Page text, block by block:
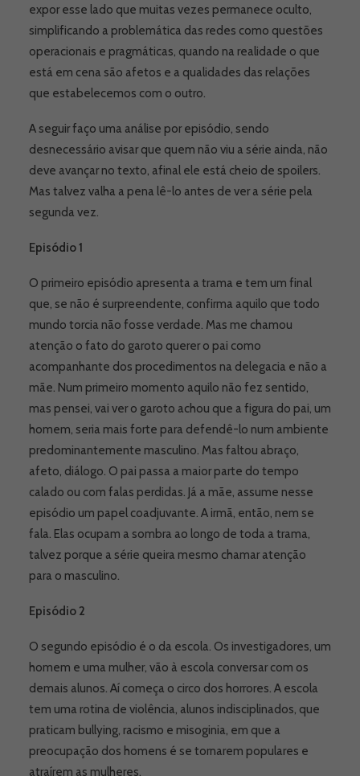
expor esse lado que muitas vezes permanece oculto,
simplificando a problemática das redes como questões
operacionais e pragmáticas, quando na realidade o que
está em cena são afetos e a qualidades das relações
que estabelecemos com o outro.
A seguir faço uma análise por episódio, sendo
desnecessário avisar que quem não viu a série ainda, não
deve avançar no texto, afinal ele está cheio de spoilers.
Mas talvez valha a pena lê-lo antes de ver a série pela
segunda vez.
Episódio 1
O primeiro episódio apresenta a trama e tem um final
que, se não é surpreendente, confirma aquilo que todo
mundo torcia não fosse verdade. Mas me chamou
atenção o fato do garoto querer o pai como
acompanhante dos procedimentos na delegacia e não a
mãe. Num primeiro momento aquilo não fez sentido,
mas pensei, vai ver o garoto achou que a figura do pai, um
homem, seria mais forte para defendê-lo num ambiente
predominantemente masculino. Mas faltou abraço,
afeto, diálogo. O pai passa a maior parte do tempo
calado ou com falas perdidas. Já a mãe, assume nesse
episódio um papel coadjuvante. A irmã, então, nem se
fala. Elas ocupam a sombra ao longo de toda a trama,
talvez porque a série queira mesmo chamar atenção
para o masculino.
Episódio 2
O segundo episódio é o da escola. Os investigadores, um
homem e uma mulher, vão à escola conversar com os
demais alunos. Aí começa o circo dos horrores. A escola
tem uma rotina de violência, alunos indisciplinados, que
praticam bullying, racismo e misoginia, em que a
preocupação dos homens é se tornarem populares e
atraírem as mulheres.